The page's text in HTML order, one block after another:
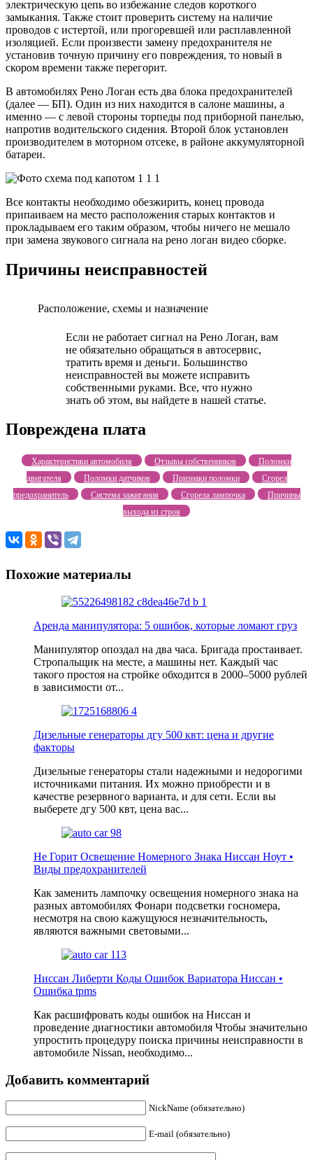
электрическую цепь во избежание следов короткого
замыкания. Также стоит проверить систему на наличие
проводов с истертой, или прогоревшей или расплавленной
изоляцией. Если произвести замену предохранителя не
установив точную причину его повреждения, то новый в
скором времени также перегорит.
В автомобилях Рено Логан есть два блока предохранителей
(далее — БП). Один из них находится в салоне машины, а
именно — с левой стороны торпеды под приборной панелью,
напротив водительского сидения. Второй блок установлен
производителем в моторном отсеке, в районе аккумуляторной
батареи.
Все контакты необходимо обезжирить, конец провода
припаиваем на место расположения старых контактов и
прокладываем его таким образом, чтобы ничего не мешало
при замена звукового сигнала на рено логан видео сборке.
Причины неисправностей
Расположение, схемы и назначение
Если не работает сигнал на Рено Логан, вам
не обязательно обращаться в автосервис,
тратить время и деньги. Большинство
неисправностей вы можете исправить
собственными руками. Все, что нужно
знать об этом, вы найдете в нашей статье.
Повреждена плата
Характеристики автомобиля Отзывы собственников
Поломки
двигателя
Поломки датчиков Признаки поломки
Сгорел
предохранитель
Система зажигания Сгорела лампочка
Причины
выхода из строя
Похожие материалы
Аренда манипулятора: 5 ошибок, которые ломают груз
Манипулятор опоздал на два часа. Бригада простаивает.
Стропальщик на месте, а машины нет. Каждый час
такого простоя на стройке обходится в 2000–5000 рублей
в зависимости от...
Дизельные генераторы дгу 500 квт: цена и другие
факторы
Дизельные генераторы стали надежными и недорогими
источниками питания. Их можно приобрести и в
качестве резервного варианта, и для сети. Если вы
выберете дгу 500 квт, цена вас...
Не Горит Освещение Номерного Знака Ниссан Ноут •
Виды предохранителей
Как заменить лампочку освещения номерного знака на
разных автомобилях Фонари подсветки госномера,
несмотря на свою кажущуюся незначительность,
являются важными световыми...
Ниссан Либерти Коды Ошибок Вариатора Ниссан •
Ошибка tpms
Как расшифровать коды ошибок на Ниссан и
проведение диагностики автомобиля Чтобы значительно
упростить процедуру поиска причины неисправности в
автомобиле Nissan, необходимо...
Добавить комментарий
NickName (обязательно)
E-mail (обязательно)